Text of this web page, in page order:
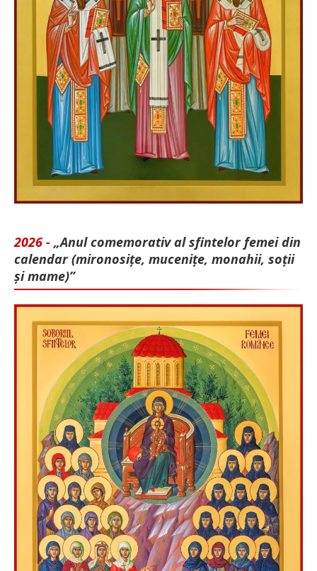
2026 - „Anul comemorativ al sfintelor femei din
calendar (mironosițe, mu­cenițe, monahii, soții
și mame)”